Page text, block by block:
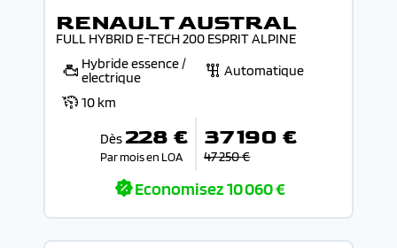
RENAULT AUSTRAL
FULL HYBRID E-TECH 200 ESPRIT ALPINE
Hybride essence /
electrique
Automatique
10 km
Dès 228 €
Par mois en LOA
37 190 €
47 250 €
Economisez10 060 €